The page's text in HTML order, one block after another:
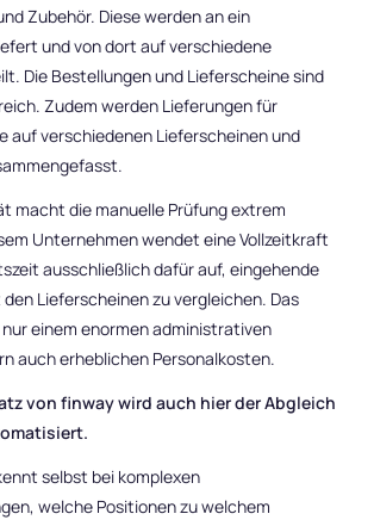
Zubehör. Diese werden an ein
und von dort auf verschiedene
Die Bestellungen und Lieferscheine sind
Zudem werden Lieferungen für
auf verschiedenen Lieferscheinen und
macht die manuelle Prüfung extrem
Unternehmen wendet eine Vollzeitkraft
ausschließlich dafür auf, eingehende
Lieferscheinen zu vergleichen. Das
einem enormen administrativen
auch erheblichen Personalkosten.
von finway wird auch hier der Abgleich
selbst bei komplexen
welche Positionen zu welchem